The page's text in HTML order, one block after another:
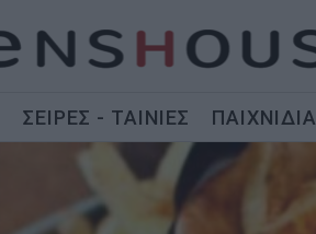
ΣΕΙΡΕΣ - ΤΑΙΝΙΕΣ ΠΑΙΧΝΙΔΙΑ